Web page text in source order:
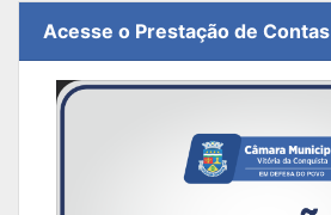
Acesse o Prestação de Contas